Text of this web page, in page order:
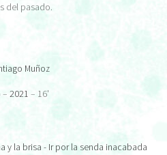
del pasado.
Muñoz
– 2021 – 16'
y la brisa - Ir por la senda inacabada